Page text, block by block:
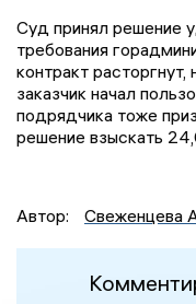
Суд принял решение
требования
контракт расторгнут,
заказчик начал
подрядчика тоже
решение взыскать
Автор: Свеженцева